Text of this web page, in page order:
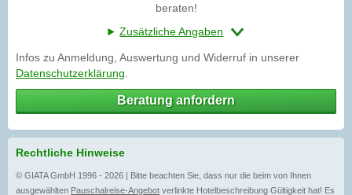
beraten!
Zusätzliche Angaben
Infos zu Anmeldung, Auswertung und Widerruf in unserer
Datenschutzerklärung
Beratung anfordern
Rechtliche Hinweise
© GIATA GmbH 1996 - 2026 | Bitte beachten Sie, dass nur die beim von Ihnen
ausgewählten Pauschalreise-Angebot verlinkte Hotelbeschreibung Gültigkeit hat! Es